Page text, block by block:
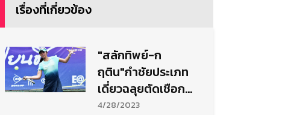
เรื่องที่เกี่ยวข้อง
"สลักทิพย์-ก
ฤติน"กำชัยประเภท
เดี่ยวฉลุยตัดเชือก
เทนนิสไทยแลนด์
4/28/2023